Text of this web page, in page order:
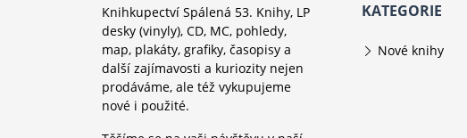
Knihkupectví Spálená 53. Knihy, LP
desky (vinyly), CD, MC, pohledy,
map, plakáty, grafiky, časopisy a
další zajímavosti a kuriozity nejen
prodáváme, ale též vykupujeme
nové i použité.
KATEGORIE
Nové knihy